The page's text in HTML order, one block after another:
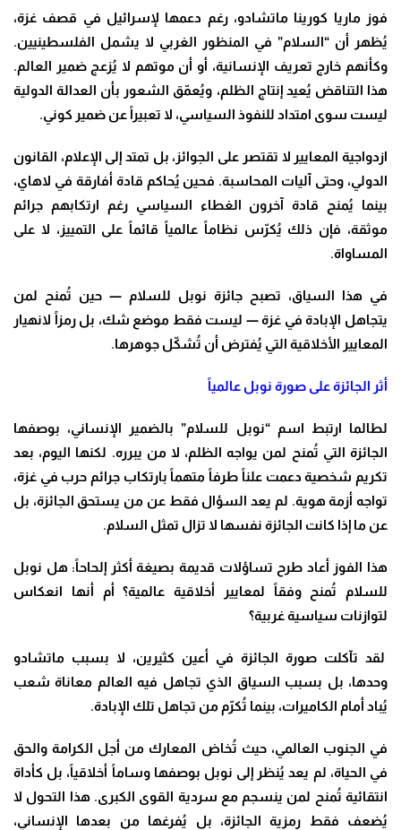
فوز ماريا كورينا ماتشادو، رغم دعمها لإسرائيل في قصف غزة،
يُظهر أن “السلام” في المنظور الغربي لا يشمل الفلسطينيين.
وكأنهم خارج تعريف الإنسانية، أو أن موتهم لا يُزعج ضمير العالم.
هذا التناقض يُعيد إنتاج الظلم، ويُعمّق الشعور بأن العدالة الدولية
ليست سوى امتداد للنفوذ السياسي، لا تعبيراً عن ضمير كوني.
ازدواجية المعايير لا تقتصر على الجوائز، بل تمتد إلى الإعلام، القانون
الدولي، وحتى آليات المحاسبة. فحين يُحاكم قادة أفارقة في لاهاي،
بينما يُمنح قادة آخرون الغطاء السياسي رغم ارتكابهم جرائم
موثقة، فإن ذلك يُكرّس نظاماً عالمياً قائماً على التمييز، لا على
المساواة.
في هذا السياق، تصبح جائزة نوبل للسلام — حين تُمنح لمن
يتجاهل الإبادة في غزة — ليست فقط موضع شك، بل رمزاً لانهيار
المعايير الأخلاقية التي يُفترض أن تُشكّل جوهرها.
أثر الجائزة على صورة نوبل عالمياً
لطالما ارتبط اسم “نوبل للسلام” بالضمير الإنساني، بوصفها
الجائزة التي تُمنح لمن يواجه الظلم، لا من يبرره. لكنها اليوم، بعد
تكريم شخصية دعمت علناً طرفاً متهماً بارتكاب جرائم حرب في غزة،
تواجه أزمة هوية. لم يعد السؤال فقط عن من يستحق الجائزة، بل
عن ما إذا كانت الجائزة نفسها لا تزال تمثل السلام.
هذا الفوز أعاد طرح تساؤلات قديمة بصيغة أكثر إلحاحاً: هل نوبل
للسلام تُمنح وفقاً لمعايير أخلاقية عالمية؟ أم أنها انعكاس
لتوازنات سياسية غربية؟
لقد تآكلت صورة الجائزة في أعين كثيرين، لا بسبب ماتشادو
وحدها، بل بسبب السياق الذي تجاهل فيه العالم معاناة شعب
يُباد أمام الكاميرات، بينما تُكرّم من تجاهل تلك الإبادة.
في الجنوب العالمي، حيث تُخاض المعارك من أجل الكرامة والحق
في الحياة، لم يعد يُنظر إلى نوبل بوصفها وساماً أخلاقياً، بل كأداة
انتقائية تُمنح لمن ينسجم مع سردية القوى الكبرى. هذا التحول لا
يُضعف فقط رمزية الجائزة، بل يُفرغها من بعدها الإنساني،